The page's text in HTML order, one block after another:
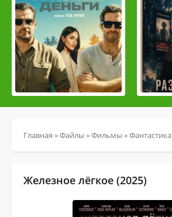
Главная »Файлы »Фильмы »Фантастика
Железное лёгкое (2025)